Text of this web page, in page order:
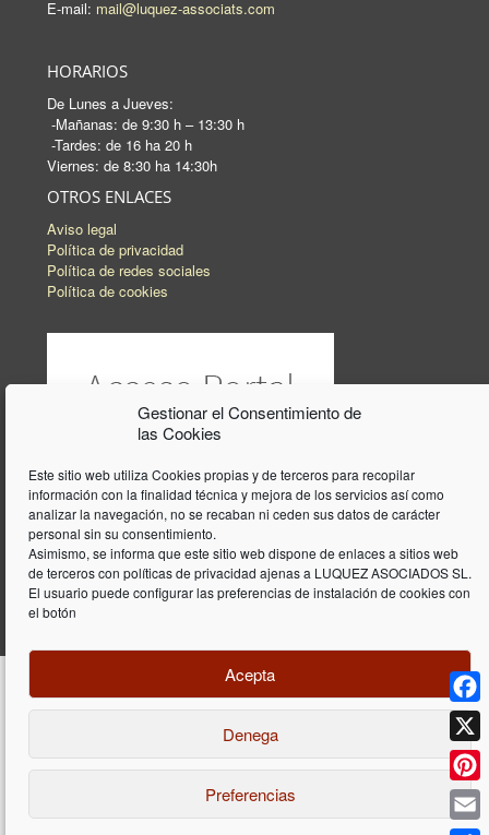
Gestionar el Consentimiento de
las Cookies
Este sitio web utiliza Cookies propias y de terceros para recopilar
información con la finalidad técnica y mejora de los servicios así como
analizar la navegación, no se recaban ni ceden sus datos de carácter
personal sin su consentimiento.
Asimismo, se informa que este sitio web dispone de enlaces a sitios web
de terceros con políticas de privacidad ajenas a LUQUEZ ASOCIADOS SL.
El usuario puede configurar las preferencias de instalación de cookies con
el botón
Acepta
Denega
Preferencias
E-mail: mail@luquez-associats.com
HORARIOS
De Lunes a Jueves:
-Mañanas: de 9:30 h – 13:30 h
-Tardes: de 16 ha 20 h
Viernes: de 8:30 ha 14:30h
OTROS ENLACES
Aviso legal
Política de privacidad
Política de redes sociales
Política de cookies
Diseño y programación web porDieres.com
| Lúquez Associats SL | ©
X